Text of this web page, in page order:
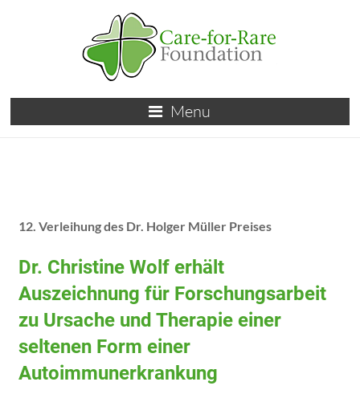
Menu
12. Verleihung des Dr. Holger Müller Preises
Dr. Christine Wolf erhält
Auszeichnung für Forschungsarbeit
zu Ursache und Therapie einer
seltenen Form einer
Autoimmunerkrankung